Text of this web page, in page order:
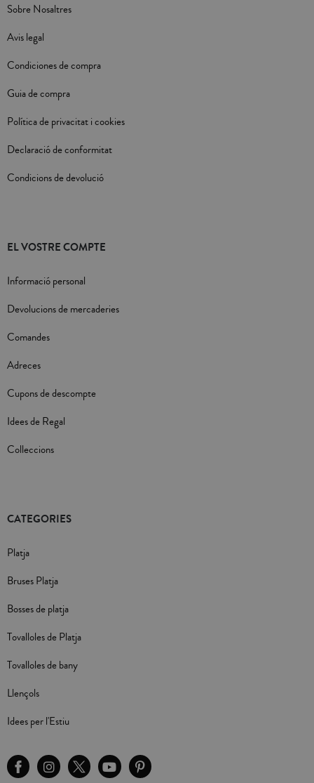
Sobre Nosaltres
Avis legal
Condiciones de compra
Guia de compra
Política de privacitat i cookies
Declaració de conformitat
Condicions de devolució
EL VOSTRE COMPTE
Informació personal
Devolucions de mercaderies
Comandes
Adreces
Cupons de descompte
Idees de Regal
Colleccions
CATEGORIES
Platja
Bruses Platja
Bosses de platja
Tovalloles de Platja
Tovalloles de bany
Llençols
Idees per l'Estiu